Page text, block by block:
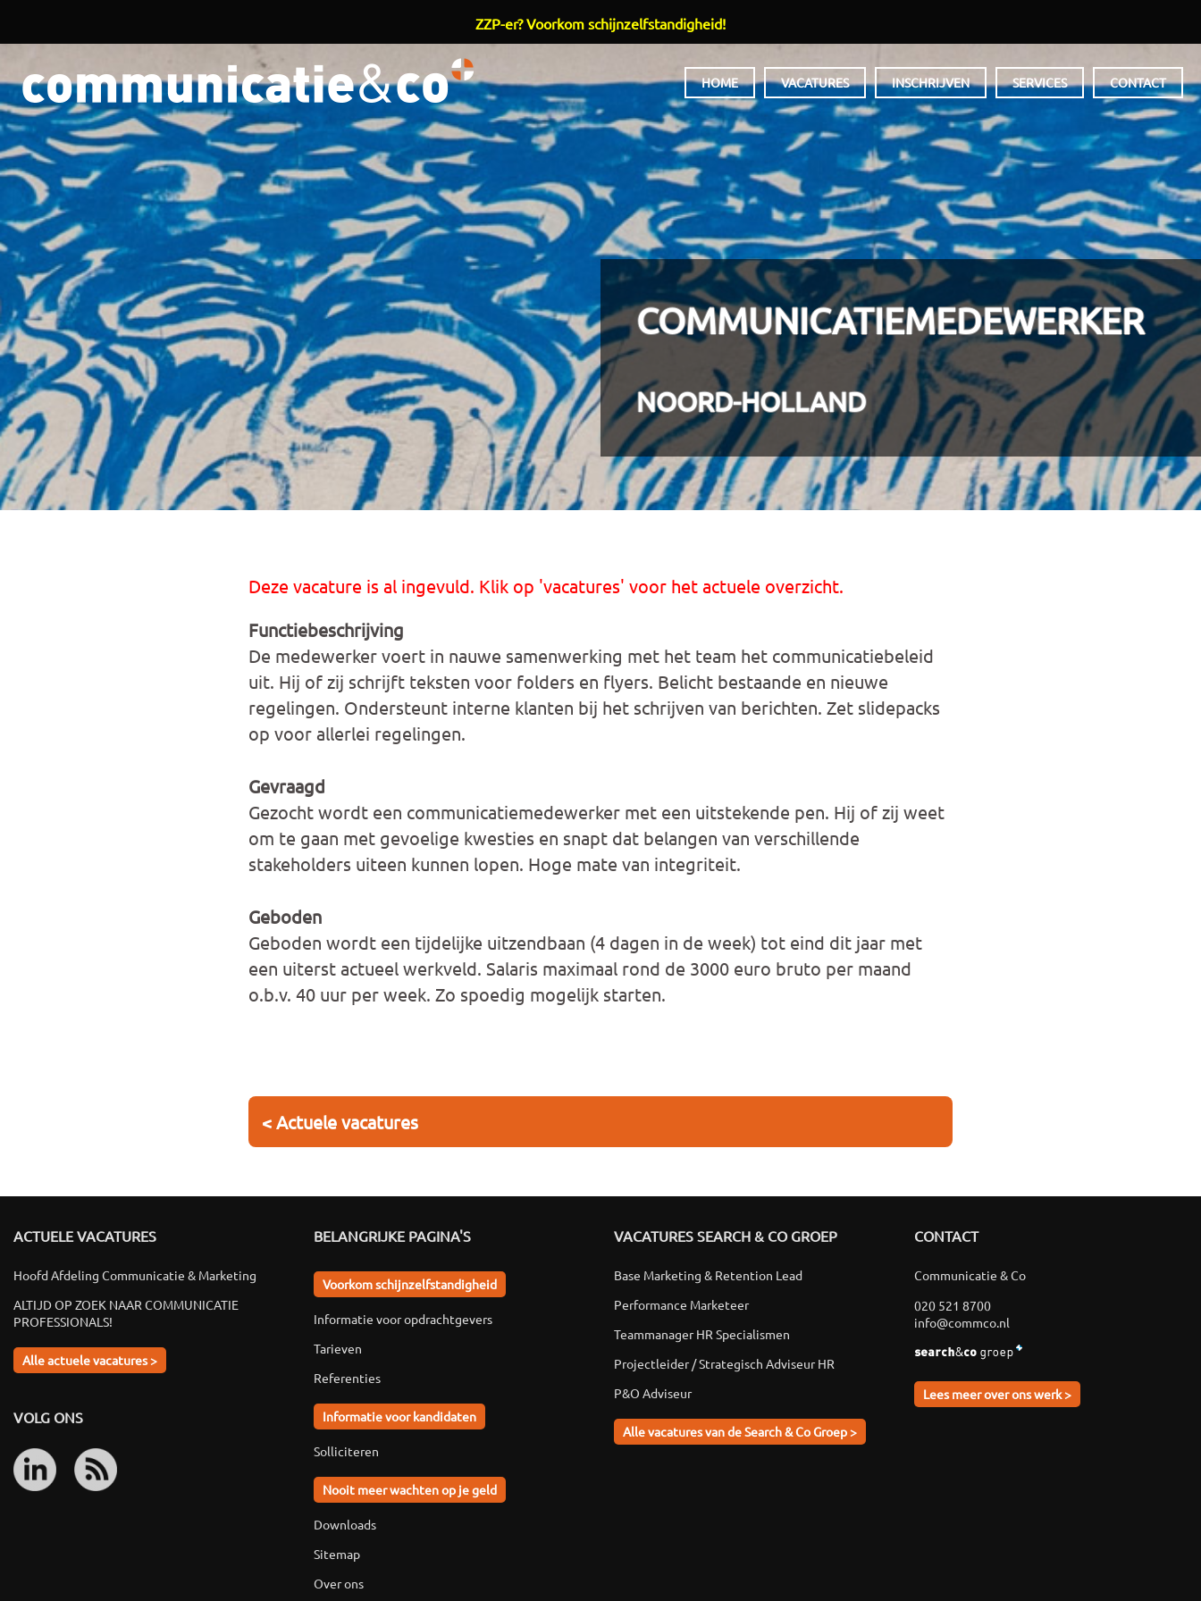
Overslaan en naar de inhoud gaan
HOOFDMENU HOME VACATURES INSCHRIJVEN SERVICES CONTACT
COMMUNICATIEMEDEWERKER
NOORD-HOLLAND
Deze vacature is al ingevuld. Klik op 'vacatures' voor het actuele overzicht.
Functiebeschrijving
De medewerker voert in nauwe samenwerking met het team het communicatiebeleid
uit. Hij of zij schrijft teksten voor folders en flyers. Belicht bestaande en nieuwe
regelingen. Ondersteunt interne klanten bij het schrijven van berichten. Zet slidepacks
op voor allerlei regelingen.
Gevraagd
Gezocht wordt een communicatiemedewerker met een uitstekende pen. Hij of zij weet
om te gaan met gevoelige kwesties en snapt dat belangen van verschillende
stakeholders uiteen kunnen lopen. Hoge mate van integriteit.
Geboden
Geboden wordt een tijdelijke uitzendbaan (4 dagen in de week) tot eind dit jaar met
een uiterst actueel werkveld. Salaris maximaal rond de 3000 euro bruto per maand
o.b.v. 40 uur per week. Zo spoedig mogelijk starten.
< Actuele vacatures
ACTUELE VACATURES
Hoofd Afdeling Communicatie & Marketing
ALTIJD OP ZOEK NAAR COMMUNICATIE
PROFESSIONALS!
Alle actuele vacatures >
VOLG ONS
BELANGRIJKE PAGINA'S
Voorkom schijnzelfstandigheid
Informatie voor opdrachtgevers
Tarieven
Referenties
Informatie voor kandidaten
Solliciteren
Nooit meer wachten op je geld
Downloads
Sitemap
Over ons
VACATURES SEARCH & CO GROEP
Base Marketing & Retention Lead
Performance Marketeer
Teammanager HR Specialismen
Projectleider / Strategisch Adviseur HR
P&O Adviseur
Alle vacatures van de Search & Co Groep >
CONTACT
Communicatie & Co
020 521 8700
info@commco.nl
Lees meer over ons werk >
ZZP-er? Voorkom schijnzelfstandigheid!